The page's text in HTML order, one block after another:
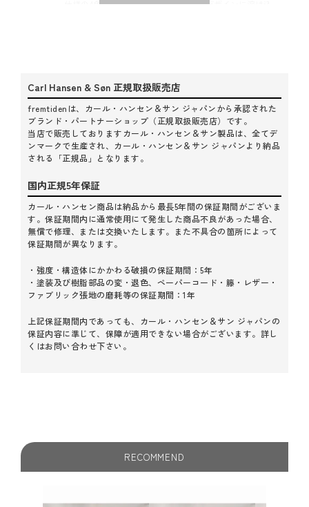
仕様の4色が登場しました。Yチェアのデザインに溶け込
ンマークのGabriel社製「Focus Melange」を採用。100%梳
毛ウールを使用し、極上の柔らかさと高い耐久性を備えて
います。サテンのような滑らかな手触りで、チクチクしな
い快適な肌触りも魅力。化学処理や染料を使用せず、素材
本来の風合いを生かした仕上がりになっています。Yチェア
の魅力をさらに引き立てる専用クッションで、より快適な
Carl Hansen & Søn 正規取扱販売店
fremtidenは、カール・ハンセン＆サン ジャパンから承認された
ブランド・パートナーショップ（正規取扱販売店）です。
当店で販売しておりますカール・ハンセン＆サン製品は、全てデ
ンマークで生産され、カール・ハンセン＆サン ジャパンより納品
される「正規品」となります。
国内正規5年保証
カール・ハンセン商品は納品から最長5年間の保証期間がございま
す。保証期間内に通常使用にて発生した商品不良があった場合、
無償で修理、または交換いたします。また不具合の箇所によって
保証期間が異なります。
・強度・構造体にかかわる破損の保証期間：5年
・塗装及び樹脂部品の変・退色、ペーパーコード・籐・レザー・
ファブリック張地の磨耗等の保証期間：1年
上記保証期間内であっても、カール・ハンセン＆サン ジャパンの
保証内容に準じて、保障が適用できない場合がございます。詳し
くはお問い合わせ下さい。
RECOMMEND